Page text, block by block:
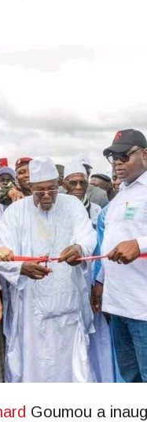
Goumou a